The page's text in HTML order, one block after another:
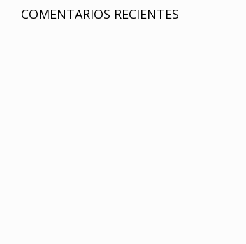
COMENTARIOS RECIENTES